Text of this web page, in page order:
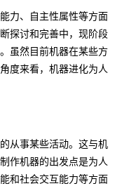
力、自主性属性等方面
探讨和完善中，现阶段
虽然目前机器在某些方
度来看，机器进化为人
从事某些活动。这与机
作机器的出发点是为人
和社会交互能力等方面